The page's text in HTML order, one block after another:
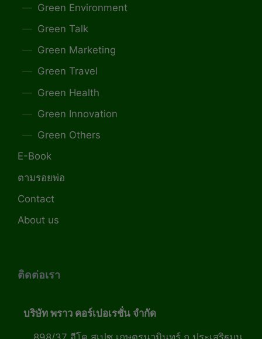
Green Environment
Green Talk
Green Marketing
Green Travel
Green Health
Green Innovation
Green Others
E-Book
ตามรอยพ่อ
Contact
About us
ติดต่อเรา
บริษัท พราว คอร์เปอเรชั่น จำกัด